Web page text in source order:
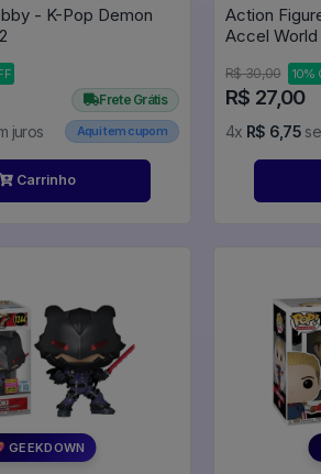
- K-Pop Demon
juros
Frete Grátis
Aqui tem cupom
Carrinho
Action
Accel World
R$ 30,00 10%
R$ 27,00
4x R$ 6,75
GEEKDOWN